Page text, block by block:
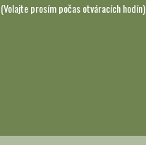
(Volajte prosím počas otváracích hodín)